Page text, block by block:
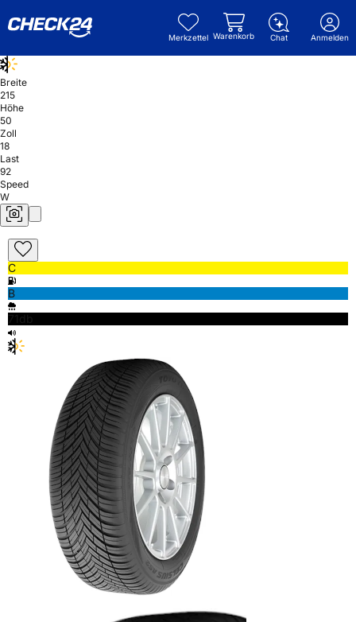
Merkzettel Warenkorb Chat Anmelden
Breite
215
Höhe
50
Zoll
18
Last
92
Speed
W
C
B
71db